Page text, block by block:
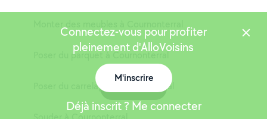
Poser du parquet à Cournonterral
Poser du carrelage à Cournonterral
Connectez-vous pour profiter
pleinement d'AlloVoisins
M'inscrire
Déjà inscrit ? Me connecter